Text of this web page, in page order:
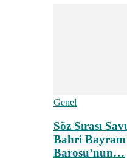
Genel
Söz Sırası
Bahri
Barosu’nun…